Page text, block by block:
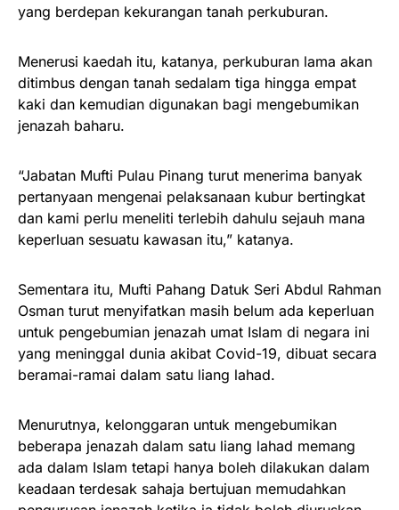
yang berdepan kekurangan tanah perkuburan.
Menerusi kaedah itu, katanya, perkuburan lama akan
ditimbus dengan tanah sedalam tiga hingga empat
kaki dan kemudian digunakan bagi mengebumikan
jenazah baharu.
“Jabatan Mufti Pulau Pinang turut menerima banyak
pertanyaan mengenai pelaksanaan kubur bertingkat
dan kami perlu meneliti terlebih dahulu sejauh mana
keperluan sesuatu kawasan itu,” katanya.
Sementara itu, Mufti Pahang Datuk Seri Abdul Rahman
Osman turut menyifatkan masih belum ada keperluan
untuk pengebumian jenazah umat Islam di negara ini
yang meninggal dunia akibat Covid-19, dibuat secara
beramai-ramai dalam satu liang lahad.
Menurutnya, kelonggaran untuk mengebumikan
beberapa jenazah dalam satu liang lahad memang
ada dalam Islam tetapi hanya boleh dilakukan dalam
keadaan terdesak sahaja bertujuan memudahkan